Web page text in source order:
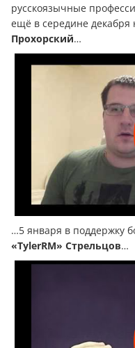
русскоязычные
ещё в середине декабря
Прохорский…
…5 января в поддержку
«TylerRM» Стрельцов…